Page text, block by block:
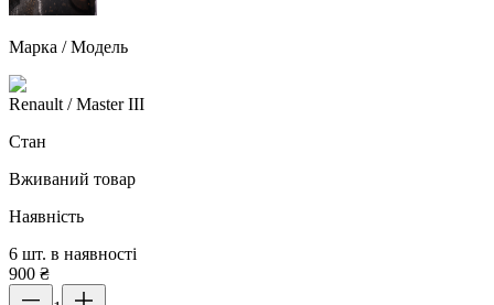
Марка / Модель
Renault / Master III
Стан
Вживаний товар
Наявність
6 шт. в наявності
900 ₴